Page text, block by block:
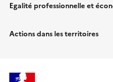
Egalité professionnelle et
Actions dans les territoires